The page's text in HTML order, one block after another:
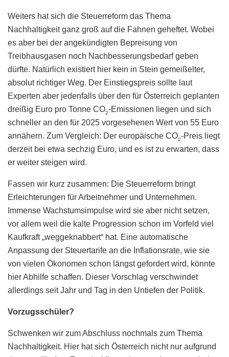
Weiters hat sich die Steuerreform das Thema
Nachhaltigkeit ganz groß auf die Fahnen geheftet. Wobei
es aber bei der angekündigten Bepreisung von
Treibhausgasen noch Nachbesserungsbedarf geben
dürfte. Natürlich existiert hier kein in Stein gemeißelter,
absolut richtiger Weg. Der Einstiegspreis sollte laut
Experten aber jedenfalls über den für Österreich geplanten
dreißig Euro pro Tonne CO2-Emissionen liegen und sich
schneller an den für 2025 vorgesehenen Wert von 55 Euro
annähern. Zum Vergleich: Der europäische CO2-Preis liegt
derzeit bei etwa sechzig Euro, und es ist zu erwarten, dass
er weiter steigen wird.
Fassen wir kurz zusammen: Die Steuerreform bringt
Erleichterungen für Arbeitnehmer und Unternehmen.
Immense Wachstumsimpulse wird sie aber nicht setzen,
vor allem weil die kalte Progression schon im Vorfeld viel
Kaufkraft „weggeknabbert“ hat. Eine automatische
Anpassung der Steuertarife an die Inflationsrate, wie sie
von vielen Ökonomen schon längst gefordert wird, könnte
hier Abhilfe schaffen. Dieser Vorschlag verschwindet
allerdings seit Jahr und Tag in den Untiefen der Politik.
Vorzugsschüler?
Schwenken wir zum Abschluss nochmals zum Thema
Nachhaltigkeit. Hier hat sich Österreich nicht nur aufgrund